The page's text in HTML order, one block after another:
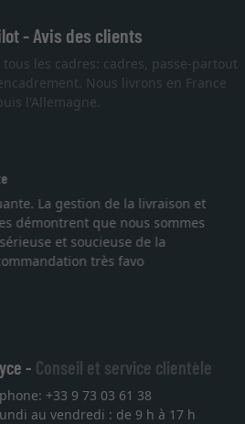
- Avis des clients
les cadres: cadres, passe-partout
Nous livrons en France
l'Allemagne.
sur mesure pour une
sur ce site. Le choix et la
vous. Emballage professionnel,
les temps. J'espère revenir pour
Merci.
- Conseil et service clientèle
+33 9 73 03 61 38
au vendredi : de 9 h à 17 h